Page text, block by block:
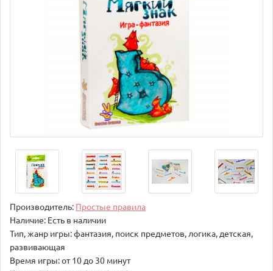
Производитель: Простые правила
Наличие: Есть в наличии
Тип, жанр игры: фантазия, поиск предметов, логика, детская,
развивающая
Время игры: от 10 до 30 минут